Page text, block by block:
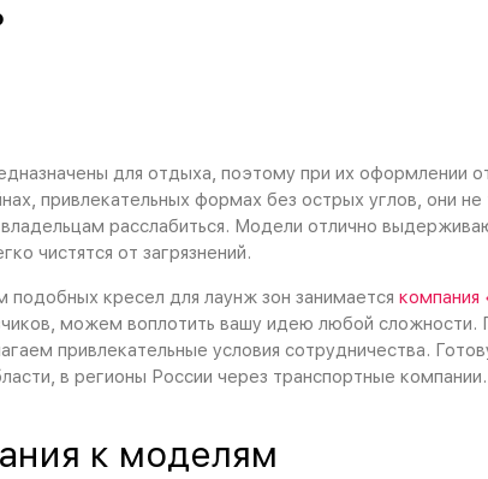
для отдыха, поэтому при их оформлении
привлекательных формах без острых углов, они
расслабиться. Модели отлично
чистятся от загрязнений.
подобных кресел для лаунж зон занимается
можем воплотить вашу идею любой сложности.
привлекательные условия сотрудничества.
в регионы России через транспортные компании.
к моделям